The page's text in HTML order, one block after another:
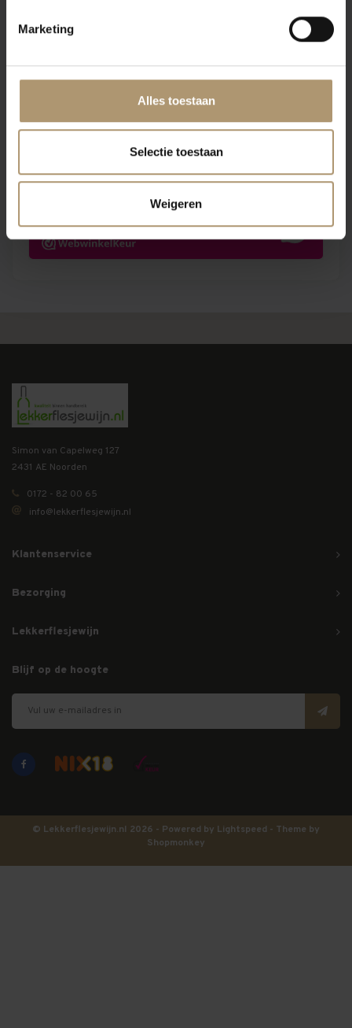
Marketing
Alles toestaan
Selectie toestaan
Weigeren
Klantbeoordelingen
Simon van Capelweg 127
2431 AE Noorden
0172 - 82 00 65
info@lekkerflesjewijn.nl
Klantenservice
Bezorging
Lekkerflesjewijn
Blijf op de hoogte
© Lekkerflesjewijn.nl 2026 - Powered by Lightspeed - Theme by
Shopmonkey